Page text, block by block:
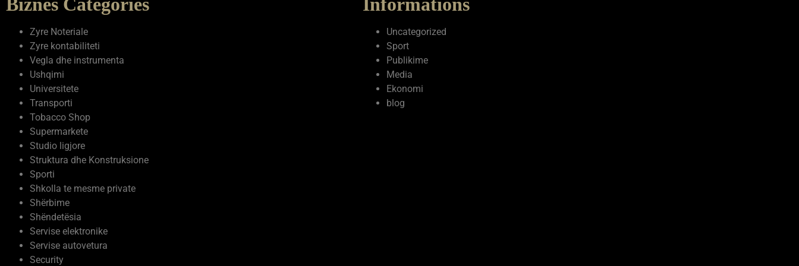
Zyre Noteriale
Zyre kontabiliteti
Vegla dhe instrumenta
Ushqimi
Universitete
Transporti
Tobacco Shop
Supermarkete
Studio ligjore
Struktura dhe Konstruksione
Sporti
Shkolla te mesme private
Shërbime
Shëndetësia
Servise elektronike
Servise autovetura
Security
Uncategorized
Sport
Publikime
Media
Ekonomi
blog